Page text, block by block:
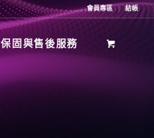
會員專區 結帳
保固與售後服務